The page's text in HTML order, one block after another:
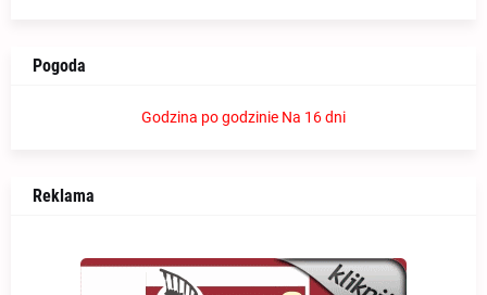
Pogoda
Godzina po godzinie Na 16 dni
Reklama